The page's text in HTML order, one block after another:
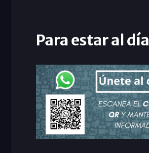
Para estar al día